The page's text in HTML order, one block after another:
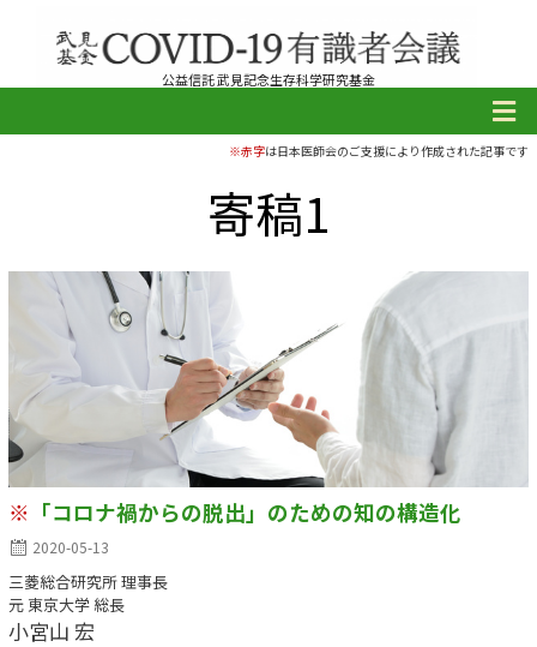
公益信託 武見記念生存科学研究基金
※赤字は日本医師会のご支援により作成された記事です
寄稿1
※ 「コロナ禍からの脱出」のための知の構造化
2020-05-13
三菱総合研究所 理事長
元 東京大学 総長
小宮山 宏